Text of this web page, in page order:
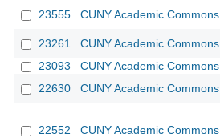
23555
CUNY Academic Commons
23261 CUNY Academic Commons
23093
CUNY Academic Commons
22630
CUNY Academic Commons
22552 CUNY Academic Commons